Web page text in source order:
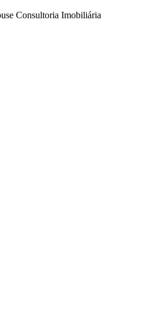
Consultoria Imobiliária